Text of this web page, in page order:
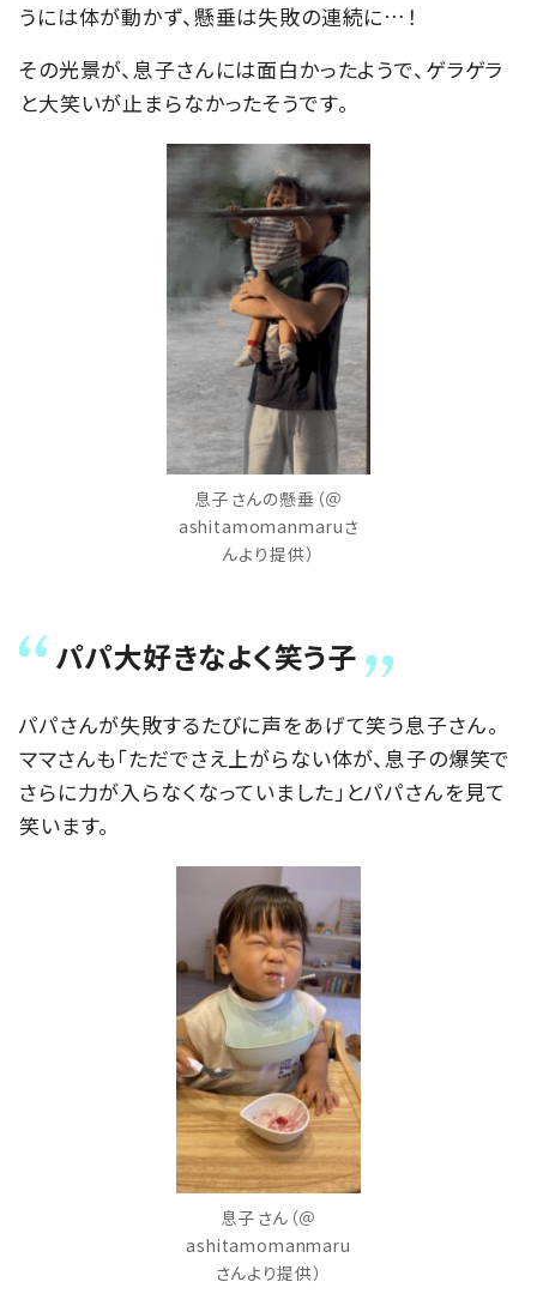
うには体が動かず、懸垂は失敗の連続に…！
その光景が、息子さんには面白かったようで、ゲラゲラ
と大笑いが止まらなかったそうです。
息子さんの懸垂（＠
ashitamomanmaruさ
んより提供）
パパ大好きなよく笑う子
パパさんが失敗するたびに声をあげて笑う息子さん。
ママさんも「ただでさえ上がらない体が、息子の爆笑で
さらに力が入らなくなっていました」とパパさんを見て
笑います。
息子さん（＠
ashitamomanmaru
さんより提供）